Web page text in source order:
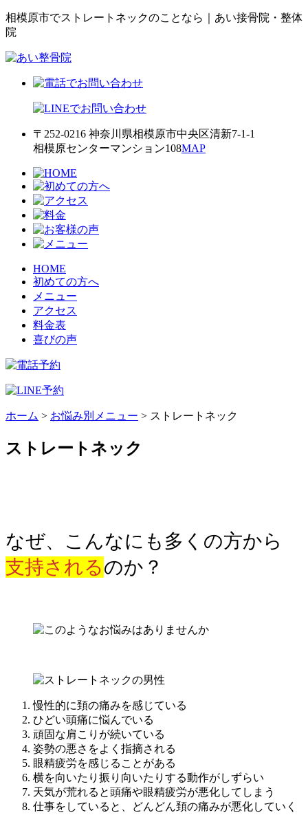
相模原市でストレートネックのことなら｜あい接骨院・整体
院
〒252-0216 神奈川県相模原市中央区清新7-1-1
相模原センターマンション108MAP
HOME
初めての方へ
メニュー
アクセス
料金表
喜びの声
ホーム > お悩み別メニュー > ストレートネック
ストレートネック
なぜ、こんなにも多くの方から
支持されるのか？
慢性的に頚の痛みを感じている
ひどい頭痛に悩んでいる
頑固な肩こりが続いている
姿勢の悪さをよく指摘される
眼精疲労を感じることがある
横を向いたり振り向いたりする動作がしずらい
天気が荒れると頭痛や眼精疲労が悪化してしまう
仕事をしていると、どんどん頚の痛みが悪化していく